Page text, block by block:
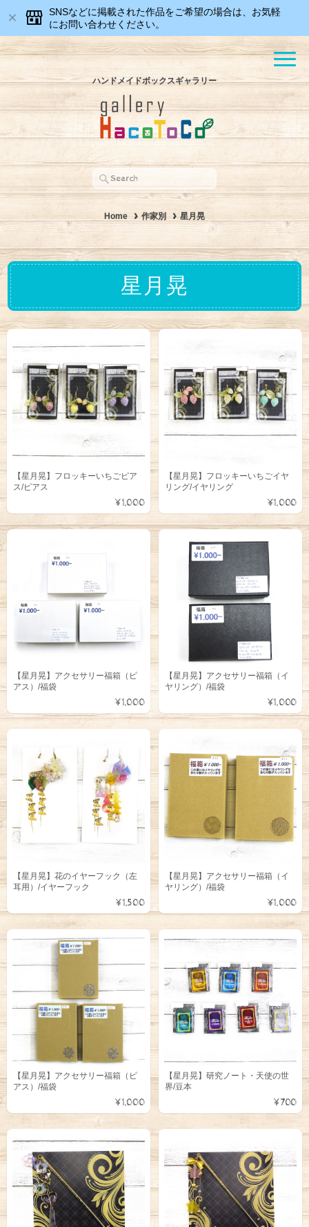
SNSなどに掲載された作品をご希望の場合は、お気軽
にお問い合わせください。
ハンドメイドボックスギャラリー
Home 作家別 星月晃
星月晃
【星月晃】フロッキーいちごピア
ス/ピアス
¥1,000
【星月晃】フロッキーいちごイヤ
リング/イヤリング
¥1,000
【星月晃】アクセサリー福箱（ピ
アス）/福袋
¥1,000
【星月晃】アクセサリー福箱（イ
ヤリング）/福袋
¥1,000
【星月晃】花のイヤーフック（左
耳用）/イヤーフック
¥1,500
【星月晃】アクセサリー福箱（イ
ヤリング）/福袋
¥1,000
【星月晃】アクセサリー福箱（ピ
アス）/福袋
¥1,000
【星月晃】研究ノート・天使の世
界/豆本
¥700